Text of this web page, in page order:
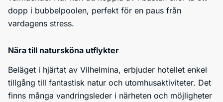
dopp i bubbelpoolen, perfekt för en paus från
vardagens stress.
Nära till natursköna utflykter
Beläget i hjärtat av Vilhelmina, erbjuder hotellet enkel
tillgång till fantastisk natur och utomhusaktiviteter. Det
finns många vandringsleder i närheten och möjligheter